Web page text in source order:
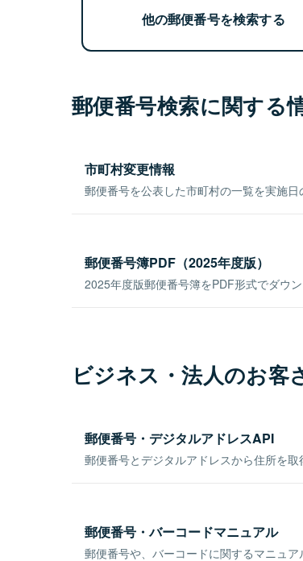
他の郵便番号を検索する
郵便番号検索に関する
市町村変更情報
郵便番号を公表した市町村の一覧を実施日
郵便番号簿PDF（2025年度版）
2025年度版郵便番号簿をPDF形式でダウン
ビジネス・法人のお客
郵便番号・デジタルアドレスAPI
郵便番号とデジタルアドレスから住所を取
郵便番号・バーコードマニュアル
郵便番号や、バーコードに関するマニュア